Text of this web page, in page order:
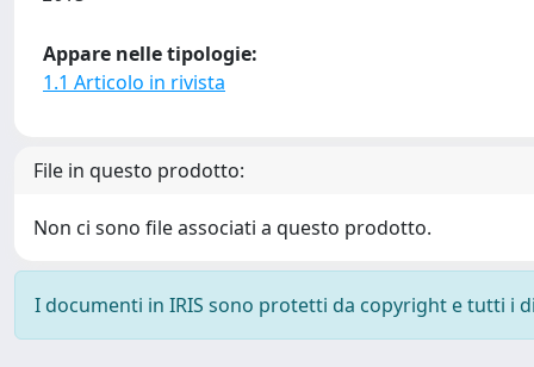
Appare nelle tipologie:
1.1 Articolo in rivista
File in questo prodotto:
Non ci sono file associati a questo prodotto.
I documenti in IRIS sono protetti da copyright e tutti i